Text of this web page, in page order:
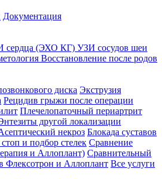
Документация
сердца (ЭХО КГ) УЗИ сосудов шеи
Восстановление после родов
диска Экструзия
Рецидив грыжи после операции
Плечелопаточный периартрит
другой локализации
некроз Блокада суставов
и подбор стелек Сравнение
и Аллоплант) Сравнительный
Флексотрон и Аллоплант Все услуги